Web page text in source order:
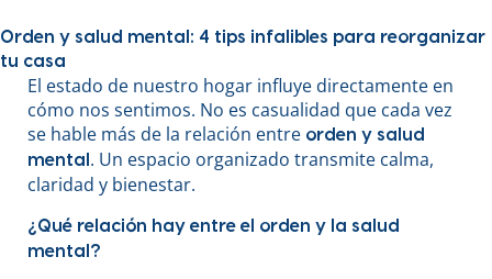
Orden y salud mental: 4 tips infalibles para reorganizar
tu casa
El estado de nuestro hogar influye directamente en
cómo nos sentimos. No es casualidad que cada vez
se hable más de la relación entre orden y salud
mental . Un espacio organizado transmite calma,
claridad y bienestar.
¿Qué relación hay entre el orden y la salud
mental?